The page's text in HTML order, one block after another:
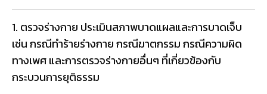
1. ตรวจร่างกาย ประเมินสภาพบาดแผลและการบาดเจ็บ
เช่น กรณีทำร้ายร่างกาย กรณีฆาตกรรม กรณีความผิด
ทางเพศ และการตรวจร่างกายอื่นๆ ที่เกี่ยวข้องกับ
กระบวนการยุติธรรม